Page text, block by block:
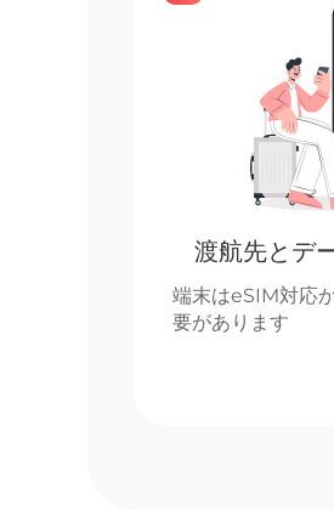
渡航先とデ
端末はeSIM対応
要があります